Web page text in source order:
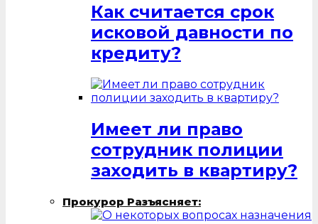
Как считается срок
исковой давности по
кредиту?
Имеет ли право
сотрудник полиции
заходить в квартиру?
Прокурор Разъясняет: